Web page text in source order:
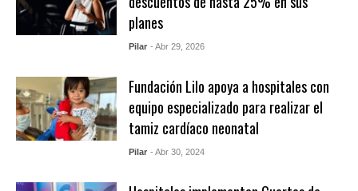
planes
Pilar - Abr 29, 2026
Fundación Lilo apoya a hospitales con
equipo especializado para realizar el
tamiz cardíaco neonatal
Pilar - Abr 30, 2024